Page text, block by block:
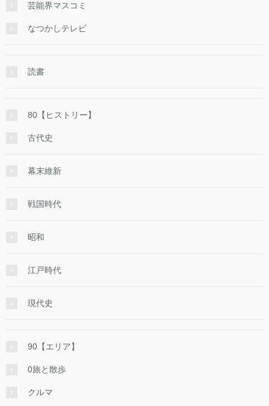
芸能界マスコミ
なつかしテレビ
読書
80【ヒストリー】
古代史
幕末維新
戦国時代
昭和
江戸時代
現代史
90【エリア】
0旅と散歩
クルマ